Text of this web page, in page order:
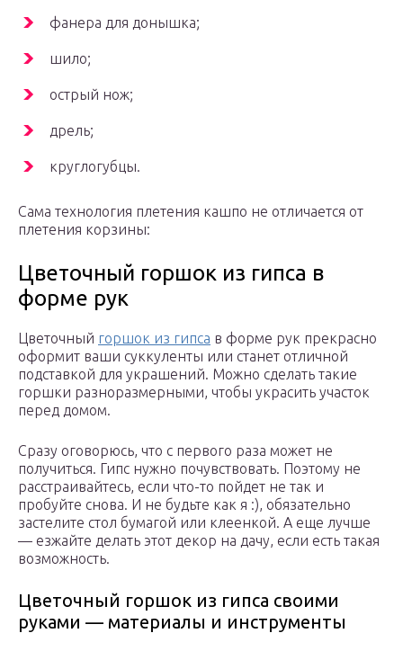
фанера для донышка;
шило;
острый нож;
дрель;
круглогубцы.
Сама технология плетения кашпо не отличается от
плетения корзины:
Цветочный горшок из гипса в
форме рук
Цветочный горшок из гипса в форме рук прекрасно
оформит ваши суккуленты или станет отличной
подставкой для украшений. Можно сделать такие
горшки разноразмерными, чтобы украсить участок
перед домом.
Сразу оговорюсь, что с первого раза может не
получиться. Гипс нужно почувствовать. Поэтому не
расстраивайтесь, если что-то пойдет не так и
пробуйте снова. И не будьте как я :), обязательно
застелите стол бумагой или клеенкой. А еще лучше
— езжайте делать этот декор на дачу, если есть такая
возможность.
Цветочный горшок из гипса своими
руками — материалы и инструменты